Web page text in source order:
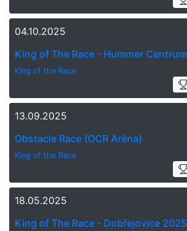
04.10.2025
King of The Race - Hummer Centrum
King of the Race
13.09.2025
Obstacle Race (OCR Aréna)
King of the Race
18.05.2025
King of The Race - Dobřejovice 2025